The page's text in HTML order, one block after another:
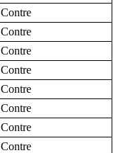
Contre
Contre
Contre
Contre
Contre
Contre
Contre
Contre